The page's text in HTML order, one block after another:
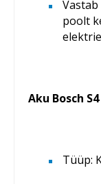
poolt
Aku Bosch
Tüüp: